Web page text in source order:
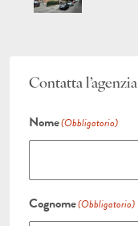
Contatta l’agenzia
Nome(Obbligatorio)
Cognome(Obbligatorio)